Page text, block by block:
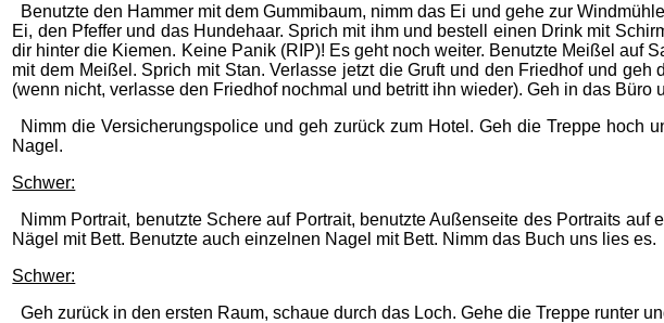
Benutzte den Hammer mit dem Gummibaum, nimm das Ei und gehe zur
Ei, den Pfeffer und das Hundehaar. Sprich mit ihm und bestell einen Drink mit
dir hinter die Kiemen. Keine Panik (RIP)! Es geht noch weiter. Benutzte Meißel auf
mit dem Meißel. Sprich mit Stan. Verlasse jetzt die Gruft und den Friedhof und
(wenn nicht, verlasse den Friedhof nochmal und betritt ihn wieder). Geh in das
Nimm die Versicherungspolice und geh zurück zum Hotel. Geh die Treppe hoch
Nagel.
Schwer:
Nimm Portrait, benutzte Schere auf Portrait, benutzte Außenseite des Portraits
Nägel mit Bett. Benutzte auch einzelnen Nagel mit Bett. Nimm das Buch uns lies es.
Schwer:
Geh zurück in den ersten Raum, schaue durch das Loch. Gehe die Treppe runter